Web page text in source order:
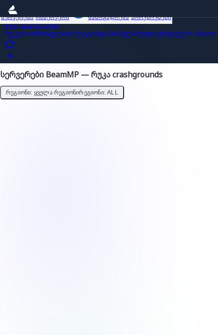
სერვერები ობზერვერი საზოგადოება პროუმოუშენი
ყველა სერვერი
რუკებითმსოფლიო რეიტინგიპოპულარულიტრენდები ახალი
სერვერები BeamMP — რუკა crashgrounds
ᲠᲔᲒᲘᲝᲜᲘ: ᲧᲕᲔᲚᲐ ᲠᲔᲒᲘᲝᲜᲘᲠᲔᲒᲘᲝᲜᲘ: ALL